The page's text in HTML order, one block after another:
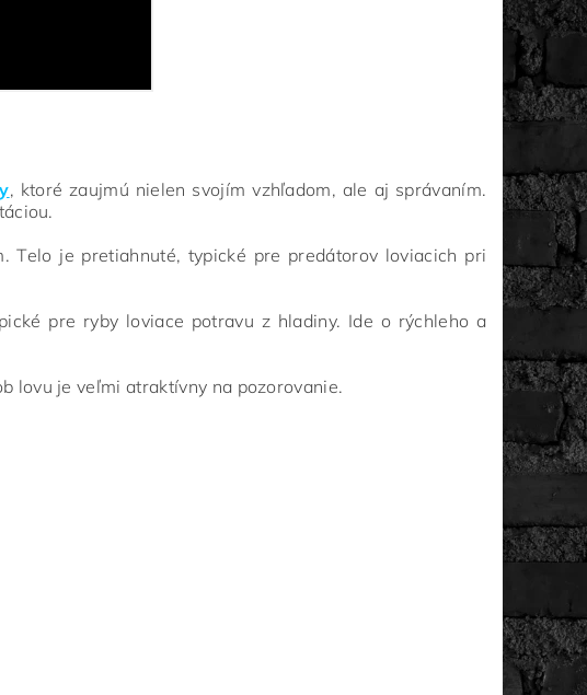
, ktoré zaujmú nielen svojím vzhľadom, ale aj správaním.
Telo je pretiahnuté, typické pre predátorov loviacich pri
pre ryby loviace potravu z hladiny. Ide o rýchleho a
lovu je veľmi atraktívny na pozorovanie.